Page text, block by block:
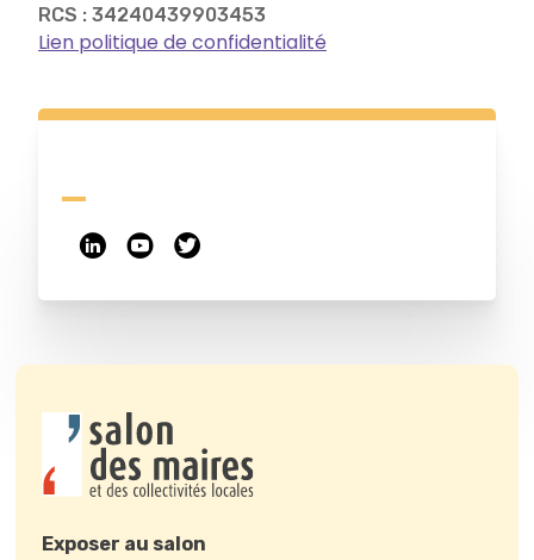
RCS : 34240439903453
Lien politique de confidentialité
Exposer au salon